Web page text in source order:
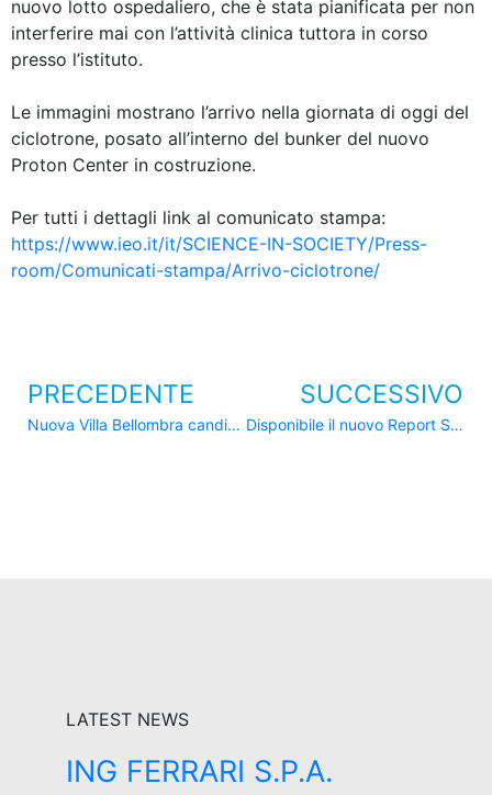
nuovo lotto ospedaliero, che è stata pianificata per non
interferire mai con l’attività clinica tuttora in corso
presso l’istituto.
Le immagini mostrano l’arrivo nella giornata di oggi del
ciclotrone, posato all’interno del bunker del nuovo
Proton Center in costruzione.
Per tutti i dettagli link al comunicato stampa:
https://www.ieo.it/it/SCIENCE-IN-SOCIETY/Press-
room/Comunicati-stampa/Arrivo-ciclotrone/
PRECEDENTE
Nuova Villa Bellombra candidata come “Ospedale più sostenibile d’Europa”
SUCCESSIVO
Disponibile il nuovo Report Socio-Ambientale 2021
LATEST NEWS
ING FERRARI S.P.A.